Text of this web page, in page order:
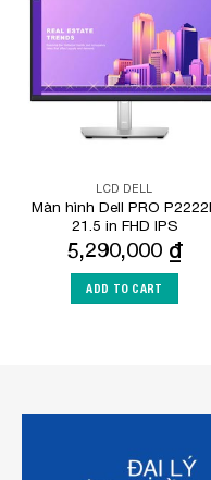
LCD DELL
Màn hình Dell PRO
21.5 in FHD IPS
5,290,000 ₫
ADD TO CART